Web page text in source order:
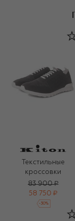
Текстильные
кроссовки
83 900 ₽
58 750 ₽
-30%